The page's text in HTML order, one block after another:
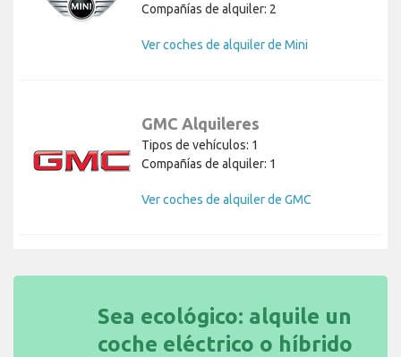
Compañías de alquiler: 2
Ver coches de alquiler de Mini
GMC Alquileres
Tipos de vehículos: 1
Compañías de alquiler: 1
Ver coches de alquiler de GMC
Sea ecológico: alquile un
coche eléctrico o híbrido